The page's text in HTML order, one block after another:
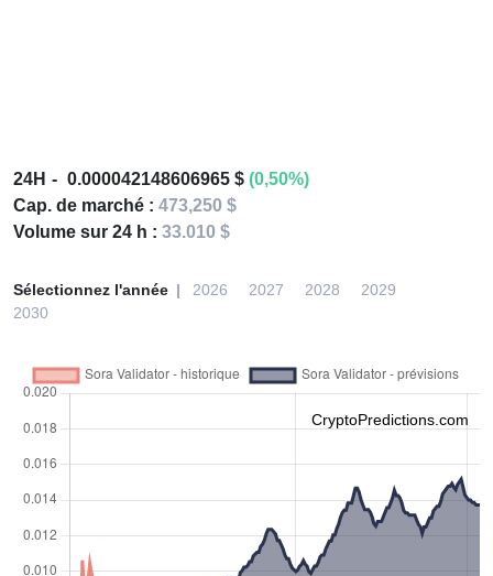
24H 0.000042148606965 $ (0,50%)
Cap. de marché : 473,250 $
Volume sur 24 h : 33.010 $
Sélectionnez l'année 2026 2027 2028
2029
2030
CryptoPredictions.com